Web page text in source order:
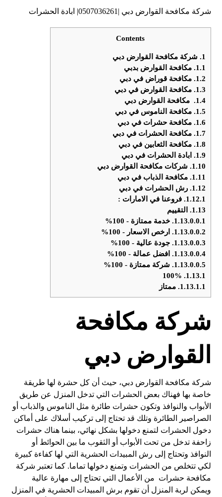
شركة مكافحة القوارض دبي |0507036261| ابادة الحشرات
Contents
1. شركة مكافحة القوارض دبي
1.1. مكافحة القوارض بدبي
1.2. مكافحة قوراض في دبي
1.3. مكافحة القوارض في دبي
1.4.
مكافحة القوارض دبي
1.5. مكافحة الناموس في دبي
1.6. مكافحة حشرات في دبي
1.7. مكافحة الحشرات في دبي
1.8. مكافحة الثعابين في دبي
1.9.
ابادة الحشرات في دبي
1.10. شركات مكافحة القوارض دبي
1.11. مكافحة الذباب في دبي
1.12. رش الحشرات في دبي
1.12.1. فروعنا في الامارات :
1.13.
التقييم
1.13.0.0.1. خدمة ممتازة - 100%
1.13.0.0.2.
ارخص الاسعار - 100%
1.13.0.0.3. جودة عالية - 100%
1.13.0.0.4.
افضل عمالة - 100%
1.13.0.0.5. شركة ممتازة - 100%
1.13.1.
1.13.1.1. ممتاز
شركة مكافحة
القوارض دبي
شركة مكافحة القوارض دبي، حيث أن كل حشرة لها طريقة
خاصة بها فهناك بعض الحشرات التي تدخل المنزل عن طريق
الأبواب والنوافذ وتكون حشرات طائرة مثل الناموس والذباب أو
الصراصير الطائرة وتلك قد تحتاج إلى تركيب أسلاك على أماكن
دخول الحشرات لتمنع دخولها بشكل نهائي، بينما هناك حشرات
زاحفة تدخل من تحت الأبواب أو الثقوب ما بين الحوائط أو
النوافذ وتحتاج إلى رش المبيدات الحشرية التي لها كفاءة كبيرة
لكي تتخلص من الحشرات وتمنع دخولها تماما. كما تعتبر شركة
مكافحة حشرات من الأعمال التي تحتاج إلى مهارة عالية
ويمكن لربة المنزل أن تقوم برش المبيدات الحشرية في المنزل